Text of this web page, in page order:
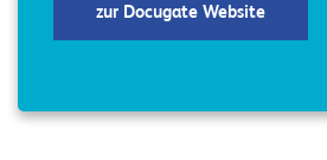
t
zur Docugate Website